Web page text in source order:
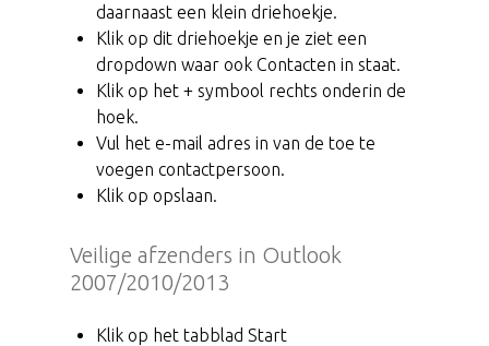
daarnaast een klein driehoekje.
Klik op dit driehoekje en je ziet een
dropdown waar ook Contacten in staat.
Klik op het + symbool rechts onderin de
hoek.
Vul het e-mail adres in van de toe te
voegen contactpersoon.
Klik op opslaan.
Veilige afzenders in Outlook
2007/2010/2013
Klik op het tabblad Start